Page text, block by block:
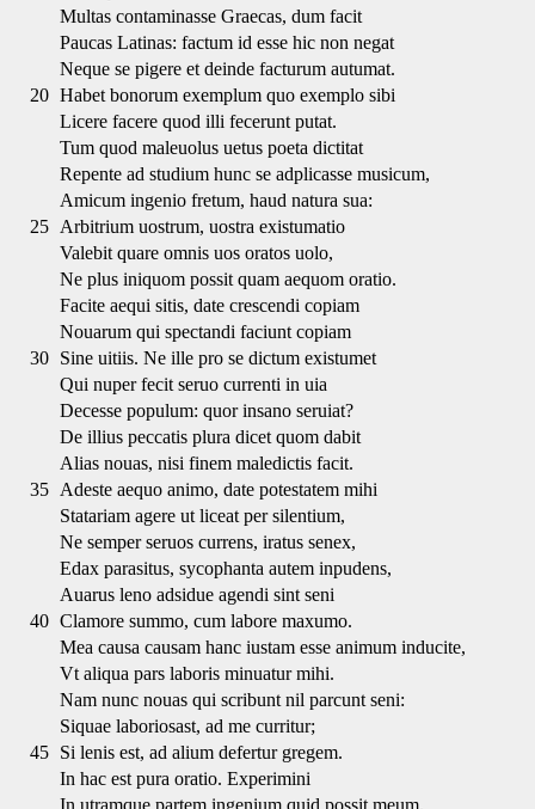
Multas contaminasse Graecas, dum facit
Paucas Latinas: factum id esse hic non negat
Neque se pigere et deinde facturum autumat.
20 Habet bonorum exemplum quo exemplo sibi
Licere facere quod illi fecerunt putat.
Tum quod maleuolus uetus poeta dictitat
Repente ad studium hunc se adplicasse musicum,
Amicum ingenio fretum, haud natura sua:
25
Arbitrium uostrum, uostra existumatio
Valebit quare omnis uos oratos uolo,
Ne plus iniquom possit quam aequom oratio.
Facite aequi sitis, date crescendi copiam
Nouarum qui spectandi faciunt copiam
30
Sine uitiis. Ne ille pro se dictum existumet
Qui nuper fecit seruo currenti in uia
Decesse populum: quor insano seruiat?
De illius peccatis plura dicet quom dabit
Alias nouas, nisi finem maledictis facit.
35
Adeste aequo animo, date potestatem mihi
Statariam agere ut liceat per silentium,
Ne semper seruos currens, iratus senex,
Edax parasitus, sycophanta autem inpudens,
Auarus leno adsidue agendi sint seni
40 Clamore summo, cum labore maxumo.
Mea causa causam hanc iustam esse animum inducite,
Vt aliqua pars laboris minuatur mihi.
Nam nunc nouas qui scribunt nil parcunt seni:
Siquae laboriosast, ad me curritur;
45
Si lenis est, ad alium defertur gregem.
In hac est pura oratio. Experimini
In utramque partem ingenium quid possit meum.